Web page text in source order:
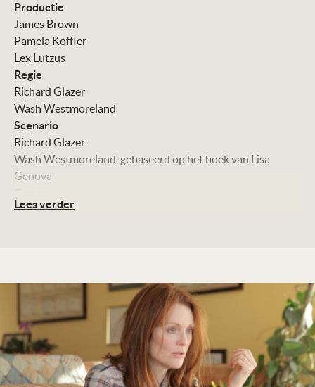
Productie
James Brown
Pamela Koffler
Lex Lutzus
Regie
Richard Glazer
Wash Westmoreland
Scenario
Richard Glazer
Wash Westmoreland, gebaseerd op het boek van Lisa
Genova
Denis Lenoir
Julianne Moore
Alec Baldwin
Kristen Stewart
Kate Bosworth
Hunter Parrish
Lees verder